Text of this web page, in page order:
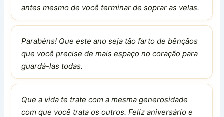
antes mesmo de você terminar de soprar as velas.
Parabéns! Que este ano seja tão farto de bênçãos
que você precise de mais espaço no coração para
guardá-las todas.
Que a vida te trate com a mesma generosidade
com que você trata os outros. Feliz aniversário e